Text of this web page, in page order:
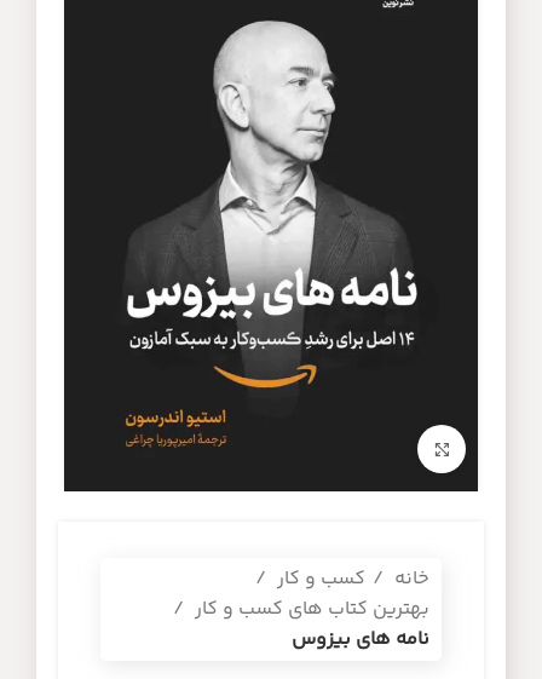
برای بزرگنمایی کلیک کنید
خانه
کسب و کار
بهترین کتاب های کسب و کار
نامه های بیزوس